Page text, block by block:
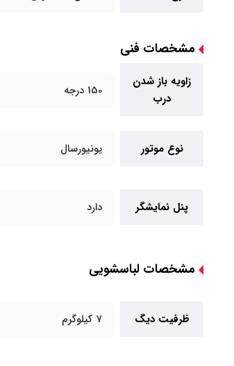
مشخصات فنی
زاویه باز شدن
درب
150 درجه
نوع موتور یونیورسال
پنل نمایشگر دارد
مشخصات لباسشویی
ظرفیت دیگ 7 کیلوگرم